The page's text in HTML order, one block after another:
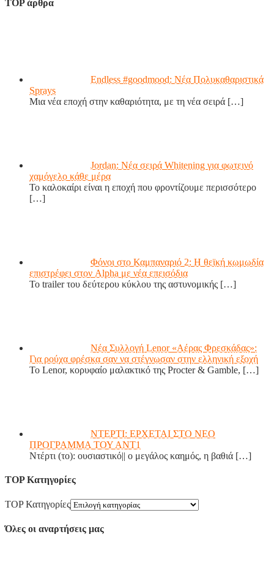
TOP άρθρα
Endless #goodmood: Νέα Πολυκαθαριστικά
Sprays
Μια νέα εποχή στην καθαριότητα, με τη νέα σειρά […]
Jordan: Νέα σειρά Whitening για φωτεινό
χαμόγελο κάθε μέρα
Το καλοκαίρι είναι η εποχή που φροντίζουμε περισσότερο
[…]
Φόνοι στο Καμπαναριό 2: Η θεϊκή κωμωδία
επιστρέφει στον Alpha με νέα επεισόδια
Το trailer του δεύτερου κύκλου της αστυνομικής […]
Νέα Συλλογή Lenor «Αέρας Φρεσκάδας»:
Για ρούχα φρέσκα σαν να στέγνωσαν στην ελληνική εξοχή
Το Lenor, κορυφαίο μαλακτικό της Procter & Gamble, […]
ΝΤΕΡΤΙ: ΕΡΧΕΤΑΙ ΣΤΟ ΝΕΟ
ΠΡΟΓΡΑΜΜΑ ΤΟΥ ΑΝΤ1
Ντέρτι (το): ουσιαστικό|| ο μεγάλος καημός, η βαθιά […]
TOP Κατηγορίες
TOP Κατηγορίες
Όλες οι αναρτήσεις μας